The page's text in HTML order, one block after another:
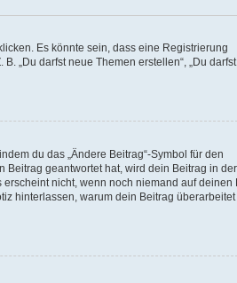
Es könnte sein, dass eine Registrierung
„Du darfst neue Themen erstellen“, „Du darfst
du das „Ändere Beitrag“-Symbol für den
Beitrag geantwortet hat, wird dein Beitrag in der
nicht, wenn noch niemand auf deinen
hinterlassen, warum dein Beitrag